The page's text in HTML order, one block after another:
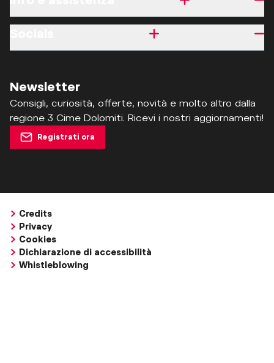
Newsletter
Consigli, curiosità, offerte, novità e molto altro dalla
regione 3 Cime Dolomiti. Ricevi i nostri aggiornamenti!
Registrati ora
Credits
Privacy
Cookies
Dichiarazione di accessibilità
Whistleblowing